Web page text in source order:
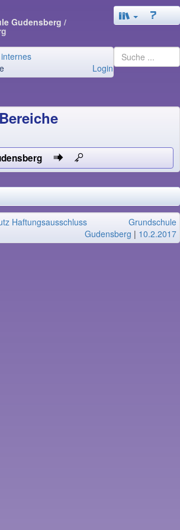
Gudensberg /
internes
Login
Haftungsausschluss
Grundschule
Gudensberg | 10.2.2017